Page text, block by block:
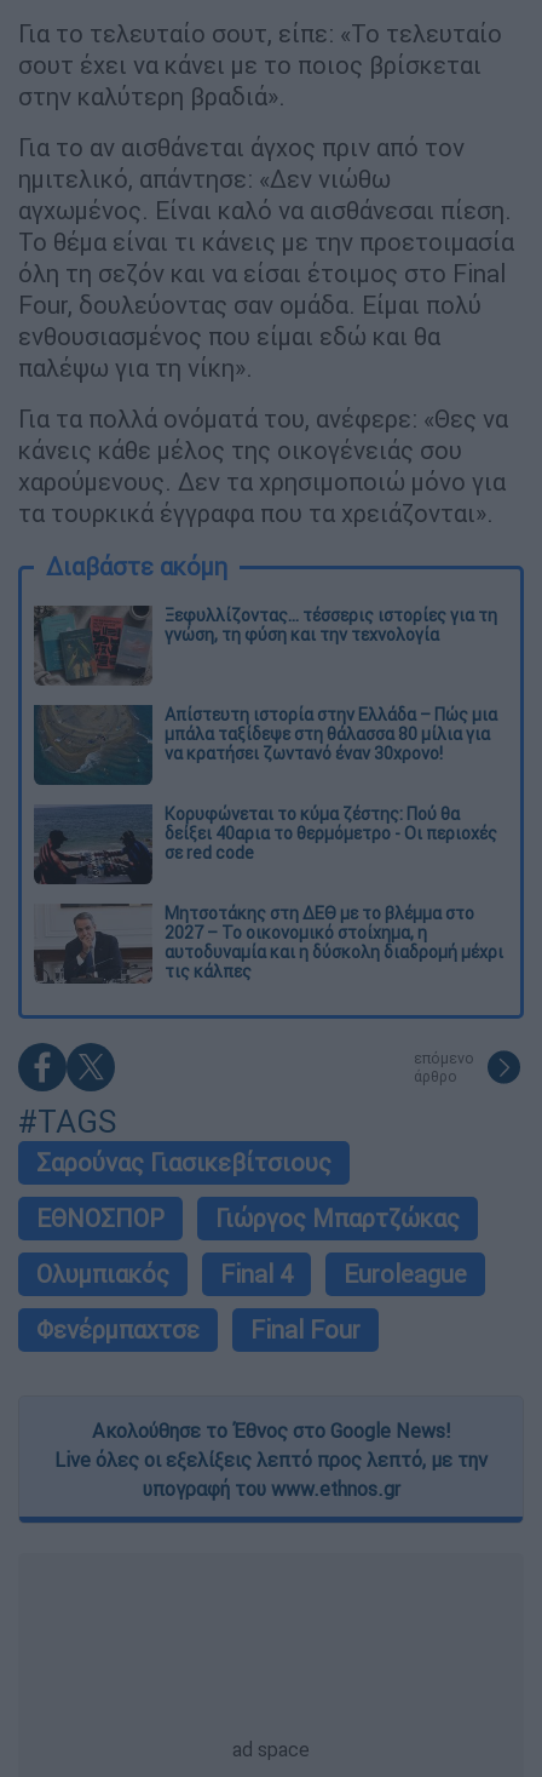
Για το τελευταίο σουτ, είπε: «Το τελευταίο
σουτ έχει να κάνει με το ποιος βρίσκεται
στην καλύτερη βραδιά».
Για το αν αισθάνεται άγχος πριν από τον
ημιτελικό, απάντησε: «Δεν νιώθω
αγχωμένος. Είναι καλό να αισθάνεσαι πίεση.
Το θέμα είναι τι κάνεις με την προετοιμασία
όλη τη σεζόν και να είσαι έτοιμος στο Final
Four, δουλεύοντας σαν ομάδα. Είμαι πολύ
ενθουσιασμένος που είμαι εδώ και θα
παλέψω για τη νίκη».
Για τα πολλά ονόματά του, ανέφερε: «Θες να
κάνεις κάθε μέλος της οικογένειάς σου
χαρούμενους. Δεν τα χρησιμοποιώ μόνο για
τα τουρκικά έγγραφα που τα χρειάζονται».
Διαβάστε ακόμη
Ξεφυλλίζοντας... τέσσερις ιστορίες για τη
γνώση, τη φύση και την τεχνολογία
Απίστευτη ιστορία στην Ελλάδα – Πώς μια
μπάλα ταξίδεψε στη θάλασσα 80 μίλια για
να κρατήσει ζωντανό έναν 30χρονο!
Κορυφώνεται το κύμα ζέστης: Πού θα
δείξει 40αρια το θερμόμετρο - Οι περιοχές
σε red code
Μητσοτάκης στη ΔΕΘ με το βλέμμα στο
2027 – Το οικονομικό στοίχημα, η
αυτοδυναμία και η δύσκολη διαδρομή μέχρι
τις κάλπες
επόμενο
άρθρο
#TAGS
Σαρούνας Γιασικεβίτσιους
ΕΘΝΟΣΠΟΡ
Γιώργος Μπαρτζώκας
Ολυμπιακός
Final 4
Euroleague
Φενέρμπαχτσε
Final Four
Ακολούθησε το Έθνος στο Google News!
Live όλες οι εξελίξεις λεπτό προς λεπτό, με την
υπογραφή του www.ethnos.gr